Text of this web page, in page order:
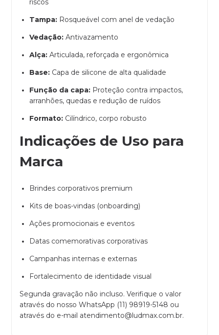
riscos
Tampa: Rosqueável com anel de vedação
Vedação: Antivazamento
Alça: Articulada, reforçada e ergonômica
Base: Capa de silicone de alta qualidade
Função da capa: Proteção contra impactos,
arranhões, quedas e redução de ruídos
Formato: Cilíndrico, corpo robusto
Indicações de Uso para
Marca
Brindes corporativos premium
Kits de boas-vindas (onboarding)
Ações promocionais e eventos
Datas comemorativas corporativas
Campanhas internas e externas
Fortalecimento de identidade visual
Segunda gravação não incluso. Verifique o valor
através do nosso WhatsApp (11) 98919-5148 ou
através do e-mail atendimento@ludmax.com.br.